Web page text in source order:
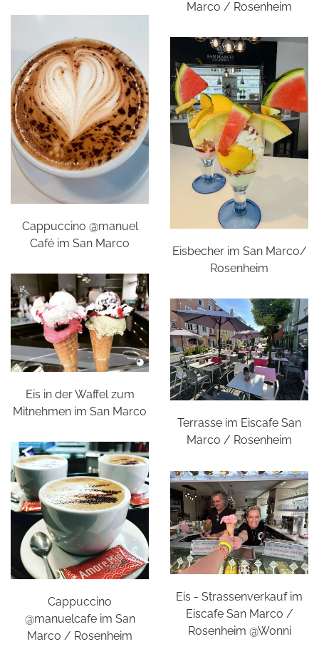
Marco / Rosenheim
Eisbecher im San Marco/
Rosenheim
Cappuccino @manuel
Café im San Marco
Terrasse im Eiscafe San
Marco / Rosenheim
Eis in der Waffel zum
Mitnehmen im San Marco
Eis - Strassenverkauf im
Eiscafe San Marco /
Rosenheim @Wonni
Cappuccino
@manuelcafe im San
Marco / Rosenheim